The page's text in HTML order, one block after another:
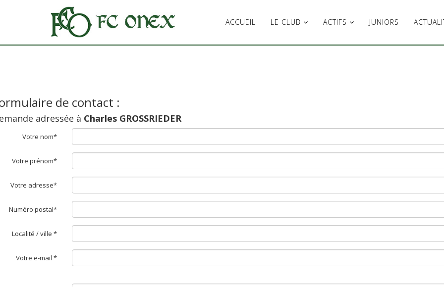
ACCUEIL LE CLUB ACTIFS JUNIORS
de contact :
adressée à Charles GROSSRIEDER
Votre nom*
Votre prénom*
Votre adresse*
Numéro postal*
Localité / ville *
Votre e-mail *